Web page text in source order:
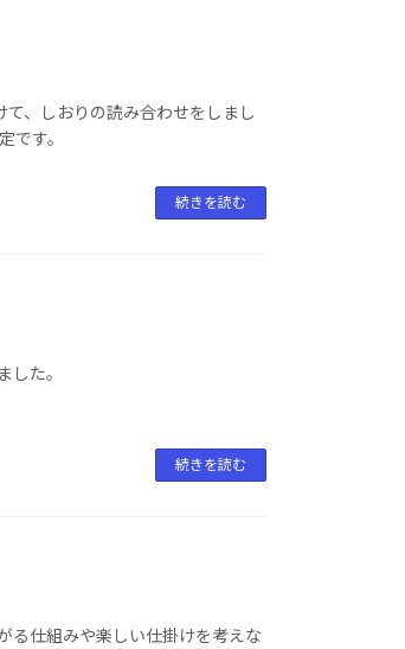
、しおりの読み合わせをしまし
です。
続きを読む
した。
続きを読む
る仕組みや楽しい仕掛けを考えな